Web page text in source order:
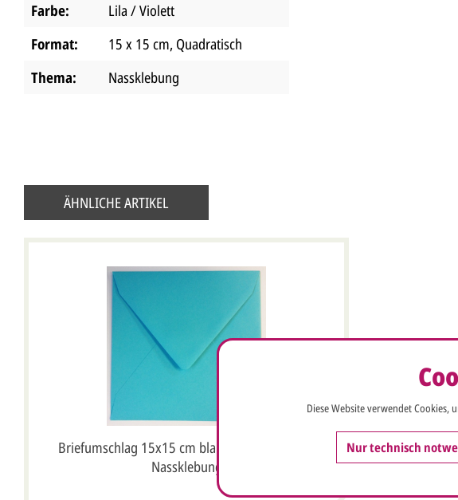
Farbe:
Lila / Violett
Format:
15 x 15 cm, Quadratisch
Thema:
Nassklebung
ÄHNLICHE ARTIKEL
Briefumschlag 15x15 cm blau, quadratisch mit
Nassklebung
Diese Website verwendet
Nur technisch